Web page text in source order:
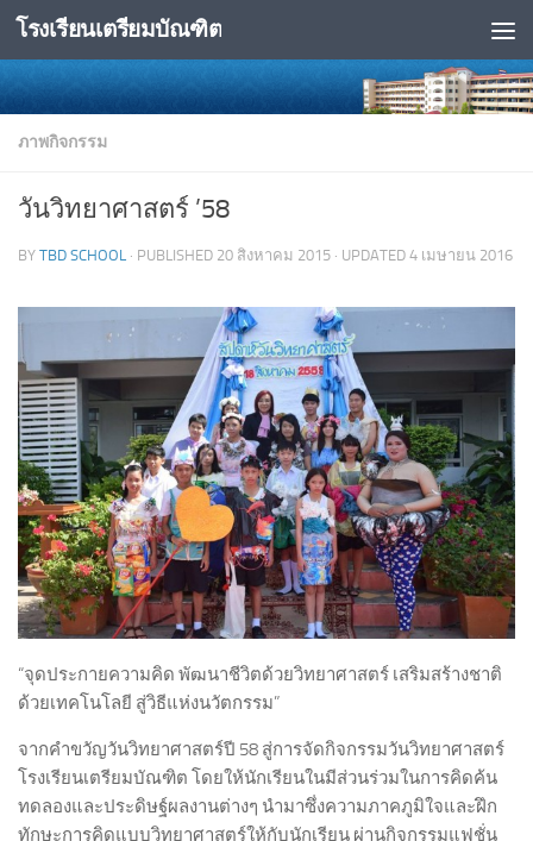
Skip to content
โรงเรียนเตรียมบัณฑิต
ภาพกิจกรรม
วันวิทยาศาสตร์ ’58
BY TBD SCHOOL · PUBLISHED 20 สิงหาคม 2015 · UPDATED 4 เมษายน 2016
“จุดประกายความคิด พัฒนาชีวิตด้วยวิทยาศาสตร์ เสริมสร้างชาติ
ด้วยเทคโนโลยี สู่วิธีแห่งนวัตกรรม”
จากคำขวัญวันวิทยาศาสตร์ปี 58 สู่การจัดกิจกรรมวันวิทยาศาสตร์
โรงเรียนเตรียมบัณฑิต โดยให้นักเรียนในมีส่วนร่วมในการคิดค้น
ทดลองและประดิษฐ์ผลงานต่างๆ นำมาซึ่งความภาคภูมิใจและฝึก
ทักษะการคิดแบบวิทยาศาสตร์ให้กับนักเรียน ผ่านกิจกรรมแฟชั่น